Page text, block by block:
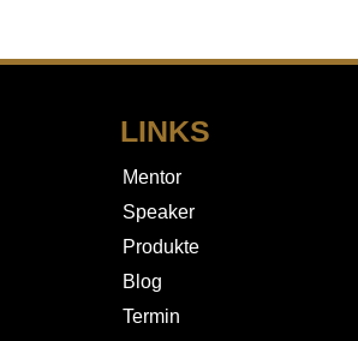
LINKS
Mentor
Speaker
Produkte
Blog
Termin